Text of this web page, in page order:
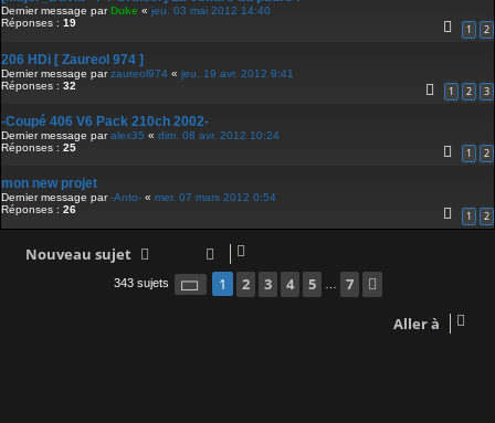
Dernier message parDuke « jeu. 03 mai 2012 14:40
Réponses : 19 1 2
206 HDi [ Zaureol 974 ]
Dernier message parzaureol974 « jeu. 19 avr. 2012 9:41
Réponses : 32 1 2 3
-Coupé 406 V6 Pack 210ch 2002-
Dernier message paralex35 « dim. 08 avr. 2012 10:24
Réponses : 25 1 2
mon new projet
Dernier message par-Anto- « mer. 07 mars 2012 0:54
Réponses : 26 1 2
Nouveau sujet
343 sujets Page 1sur
1 2 3 4 5 7
Aller à